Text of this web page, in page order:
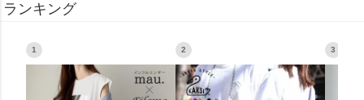
ランキング
1 2 3